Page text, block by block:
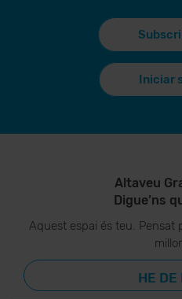
Iniciar
Altaveu
Digue’ns
Aquest espai és teu. Pensat
HE DE